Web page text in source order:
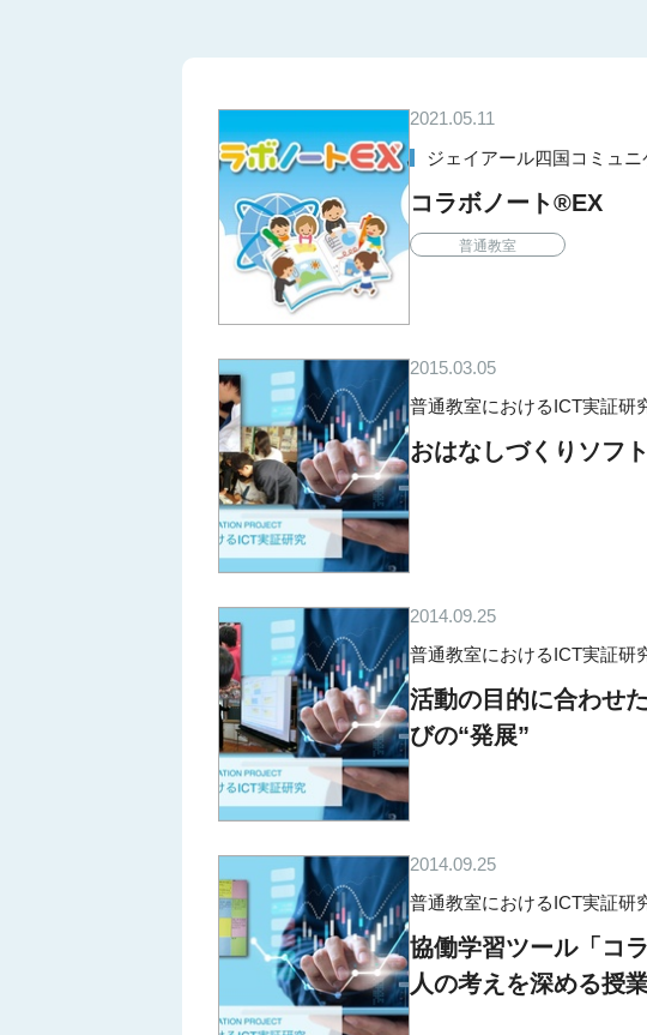
2021.05.11
ジェイアール四国コミュ
コラボノート®EX
普通教室
2015.03.05
普通教室におけるICT実証研
おはなしづくりソフ
2014.09.25
普通教室におけるICT実証研
活動の目的に合わせ
びの“発展”
2014.09.25
普通教室におけるICT実証研
協働学習ツール「コ
人の考えを深める授